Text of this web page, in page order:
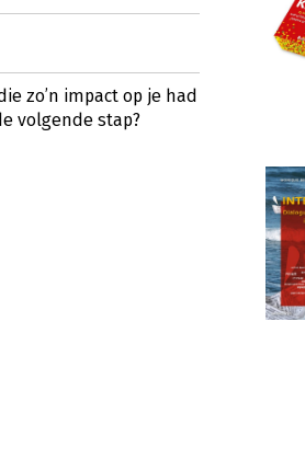
zo’n impact op je had
volgende stap?